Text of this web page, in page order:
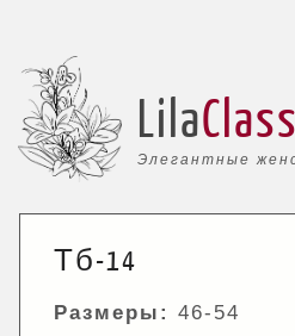
Элегантные
Lila
Тб-14
Размеры: 46-54